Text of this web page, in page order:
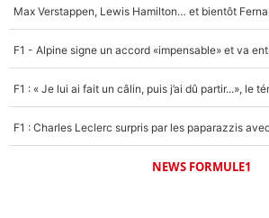
NEWS FORMULE1